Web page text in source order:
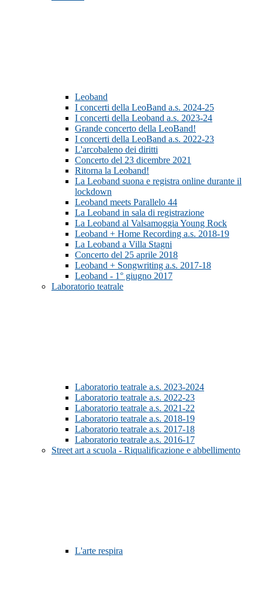
Leoband
I concerti della LeoBand a.s. 2024-25
I concerti della Leoband a.s. 2023-24
Grande concerto della LeoBand!
I concerti della LeoBand a.s. 2022-23
L'arcobaleno dei diritti
Concerto del 23 dicembre 2021
Ritorna la Leoband!
La Leoband suona e registra online durante il
lockdown
Leoband meets Parallelo 44
La Leoband in sala di registrazione
La Leoband al Valsamoggia Young Rock
Leoband + Home Recording a.s. 2018-19
La Leoband a Villa Stagni
Concerto del 25 aprile 2018
Leoband + Songwriting a.s. 2017-18
Leoband - 1° giugno 2017
Laboratorio teatrale
Laboratorio teatrale a.s. 2023-2024
Laboratorio teatrale a.s. 2022-23
Laboratorio teatrale a.s. 2021-22
Laboratorio teatrale a.s. 2018-19
Laboratorio teatrale a.s. 2017-18
Laboratorio teatrale a.s. 2016-17
Street art a scuola - Riqualificazione e abbellimento
L'arte respira